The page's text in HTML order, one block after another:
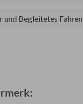
und Begleitetes